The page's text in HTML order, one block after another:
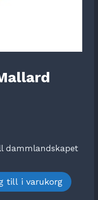
dammlandskapet
till i varukorg